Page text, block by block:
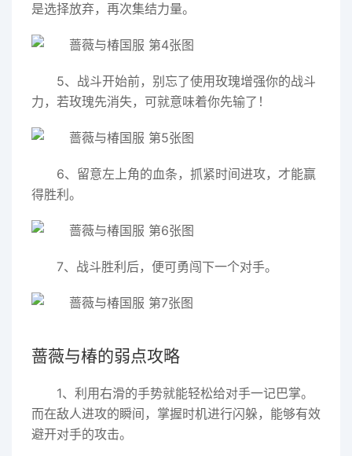
是选择放弃，再次集结力量。
5、战斗开始前，别忘了使用玫瑰增强你的战斗
力，若玫瑰先消失，可就意味着你先输了！
6、留意左上角的血条，抓紧时间进攻，才能赢
得胜利。
7、战斗胜利后，便可勇闯下一个对手。
蔷薇与椿的弱点攻略
1、利用右滑的手势就能轻松给对手一记巴掌。
而在敌人进攻的瞬间，掌握时机进行闪躲，能够有效
避开对手的攻击。